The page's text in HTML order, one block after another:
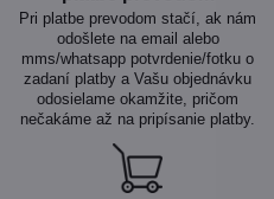
Pri platbe prevodom stačí, ak nám
odošlete na email alebo
mms/whatsapp potvrdenie/fotku o
zadaní platby a Vašu objednávku
odosielame okamžite, pričom
nečakáme až na pripísanie platby.